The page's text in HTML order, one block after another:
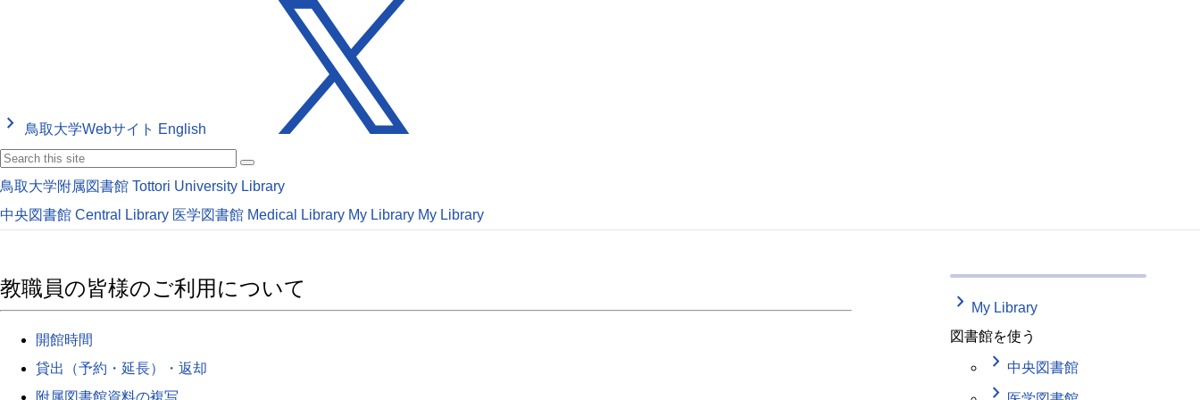
keyboard_arrow_right 鳥取大学Webサイト English
鳥取大学附属図書館 Tottori University Library
中央図書館 Central Library 医学図書館 Medical Library My Library My Library
教職員の皆様のご利用について
開館時間
貸出（予約・延長）・返却
附属図書館資料の複写
keyboard_arrow_right My Library
図書館を使う
keyboard_arrow_right 中央図書館
keyboard_arrow_right